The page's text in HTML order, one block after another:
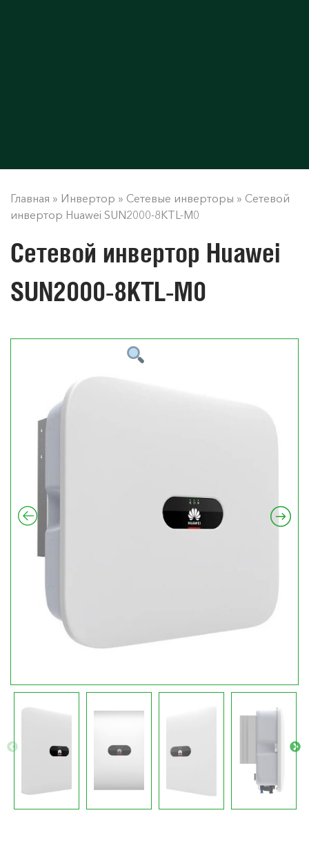
Главная » Инвертор » Сетевые инверторы » Сетевой
инвертор Huawei SUN2000-8KTL-M0
Сетевой инвертор Huawei
SUN2000-8KTL-M0